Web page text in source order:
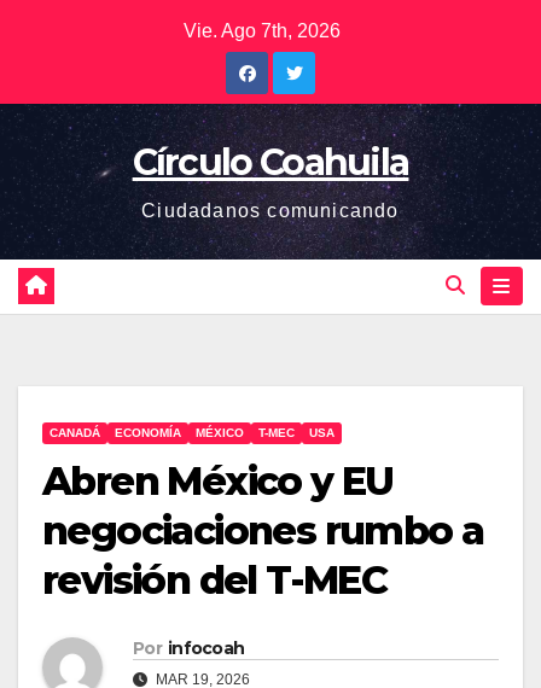
Vie. Ago 7th, 2026
Círculo Coahuila
Ciudadanos comunicando
CANADÁ ECONOMÍA MÉXICO T-MEC USA
Abren México y EU
negociaciones rumbo a
revisión del T-MEC
Por infocoah
MAR 19, 2026